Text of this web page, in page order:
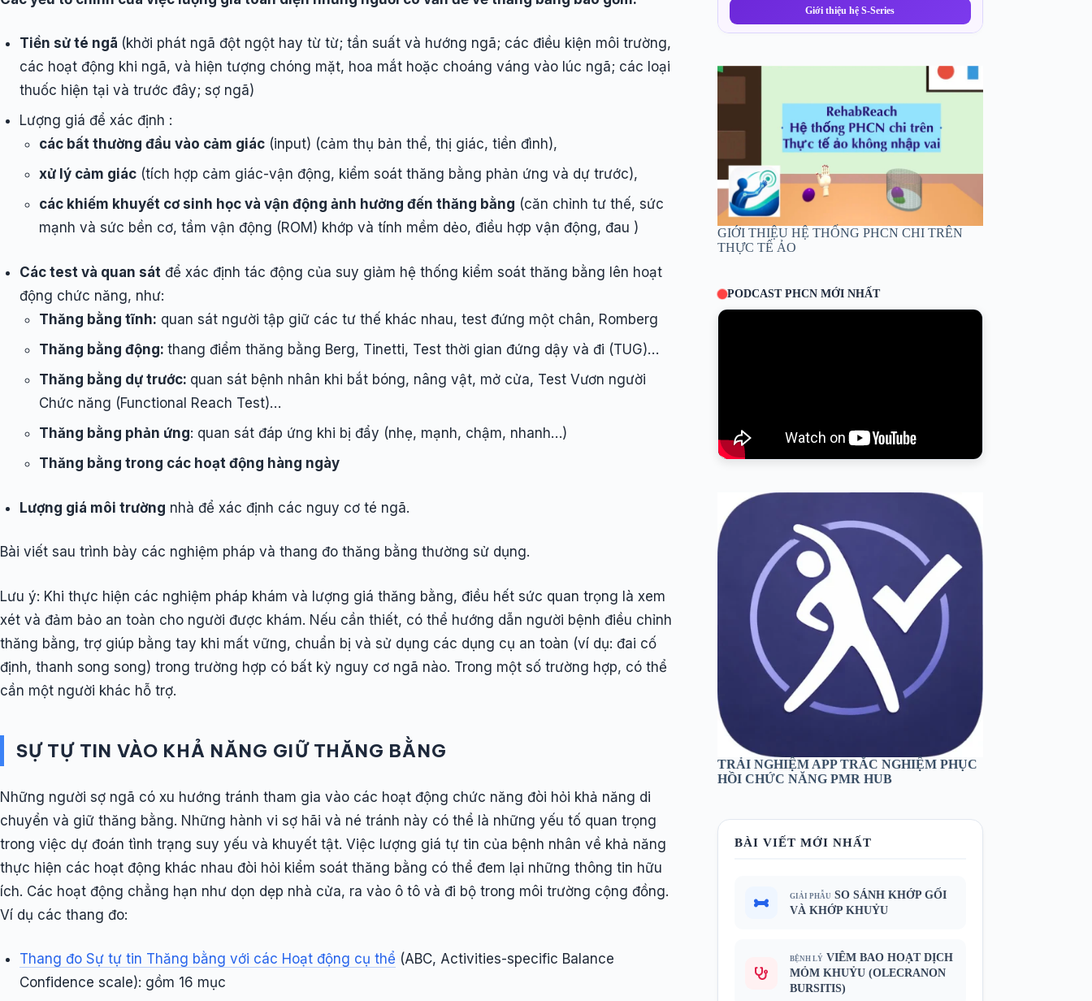
Tiền sử té ngã (khởi phát ngã đột ngột hay từ từ; tần suất và hướng ngã; các điều kiện môi trường,
các hoạt động khi ngã, và hiện tượng chóng mặt, hoa mắt hoặc choáng váng vào lúc ngã; các loại
thuốc hiện tại và trước đây; sợ ngã)
Lượng giá để xác định :
các bất thường đầu vào cảm giác (input) (cảm thụ bản thể, thị giác, tiền đình),
xử lý cảm giác (tích hợp cảm giác-vận động, kiểm soát thăng bằng phản ứng và dự trước),
các khiếm khuyết cơ sinh học và vận động ảnh hưởng đến thăng bằng (căn chỉnh tư thế, sức
mạnh và sức bền cơ, tầm vận động (ROM) khớp và tính mềm dẻo, điều hợp vận động, đau )
Các test và quan sát để xác định tác động của suy giảm hệ thống kiểm soát thăng bằng lên hoạt
động chức năng, như:
Thăng bằng tĩnh: quan sát người tập giữ các tư thế khác nhau, test đứng một chân, Romberg
Thăng bằng động: thang điểm thăng bằng Berg, Tinetti, Test thời gian đứng dậy và đi (TUG)…
Thăng bằng dự trước: quan sát bệnh nhân khi bắt bóng, nâng vật, mở cửa, Test Vươn người
Chức năng (Functional Reach Test)…
Thăng bằng phản ứng: quan sát đáp ứng khi bị đẩy (nhẹ, mạnh, chậm, nhanh…)
Thăng bằng trong các hoạt động hàng ngày
Lượng giá môi trường nhà để xác định các nguy cơ té ngã.
Bài viết sau trình bày các nghiệm pháp và thang đo thăng bằng thường sử dụng.
Lưu ý: Khi thực hiện các nghiệm pháp khám và lượng giá thăng bằng, điều hết sức quan trọng là xem
xét và đảm bảo an toàn cho người được khám. Nếu cần thiết, có thể hướng dẫn người bệnh điều chỉnh
thăng bằng, trợ giúp bằng tay khi mất vững, chuẩn bị và sử dụng các dụng cụ an toàn (ví dụ: đai cố
định, thanh song song) trong trường hợp có bất kỳ nguy cơ ngã nào. Trong một số trường hợp, có thể
cần một người khác hỗ trợ.
SỰ TỰ TIN VÀO KHẢ NĂNG GIỮ THĂNG BẰNG
Những người sợ ngã có xu hướng tránh tham gia vào các hoạt động chức năng đòi hỏi khả năng di
chuyển và giữ thăng bằng. Những hành vi sợ hãi và né tránh này có thể là những yếu tố quan trọng
trong việc dự đoán tình trạng suy yếu và khuyết tật. Việc lượng giá tự tin của bệnh nhân về khả năng
thực hiện các hoạt động khác nhau đòi hỏi kiểm soát thăng bằng có thể đem lại những thông tin hữu
ích. Các hoạt động chẳng hạn như dọn dẹp nhà cửa, ra vào ô tô và đi bộ trong môi trường cộng đồng.
Ví dụ các thang đo:
Thang đo Sự tự tin Thăng bằng với các Hoạt động cụ thể (ABC, Activities-specific Balance
Confidence scale): gồm 16 mục
Giới thiệu hệ S-Series
GIỚI THIỆU HỆ THỐNG PHCN CHI TRÊN
THỰC TẾ ẢO
PODCAST PHCN MỚI NHẤT
TRẢI NGHIỆM APP TRẮC NGHIỆM PHỤC
HỒI CHỨC NĂNG PMR HUB
BÀI VIẾT MỚI NHẤT
GIẢI PHẪU SO SÁNH KHỚP GỐI
VÀ KHỚP KHUỶU
BỆNH LÝ VIÊM BAO HOẠT DỊCH
MỎM KHUỶU (OLECRANON
BURSITIS)